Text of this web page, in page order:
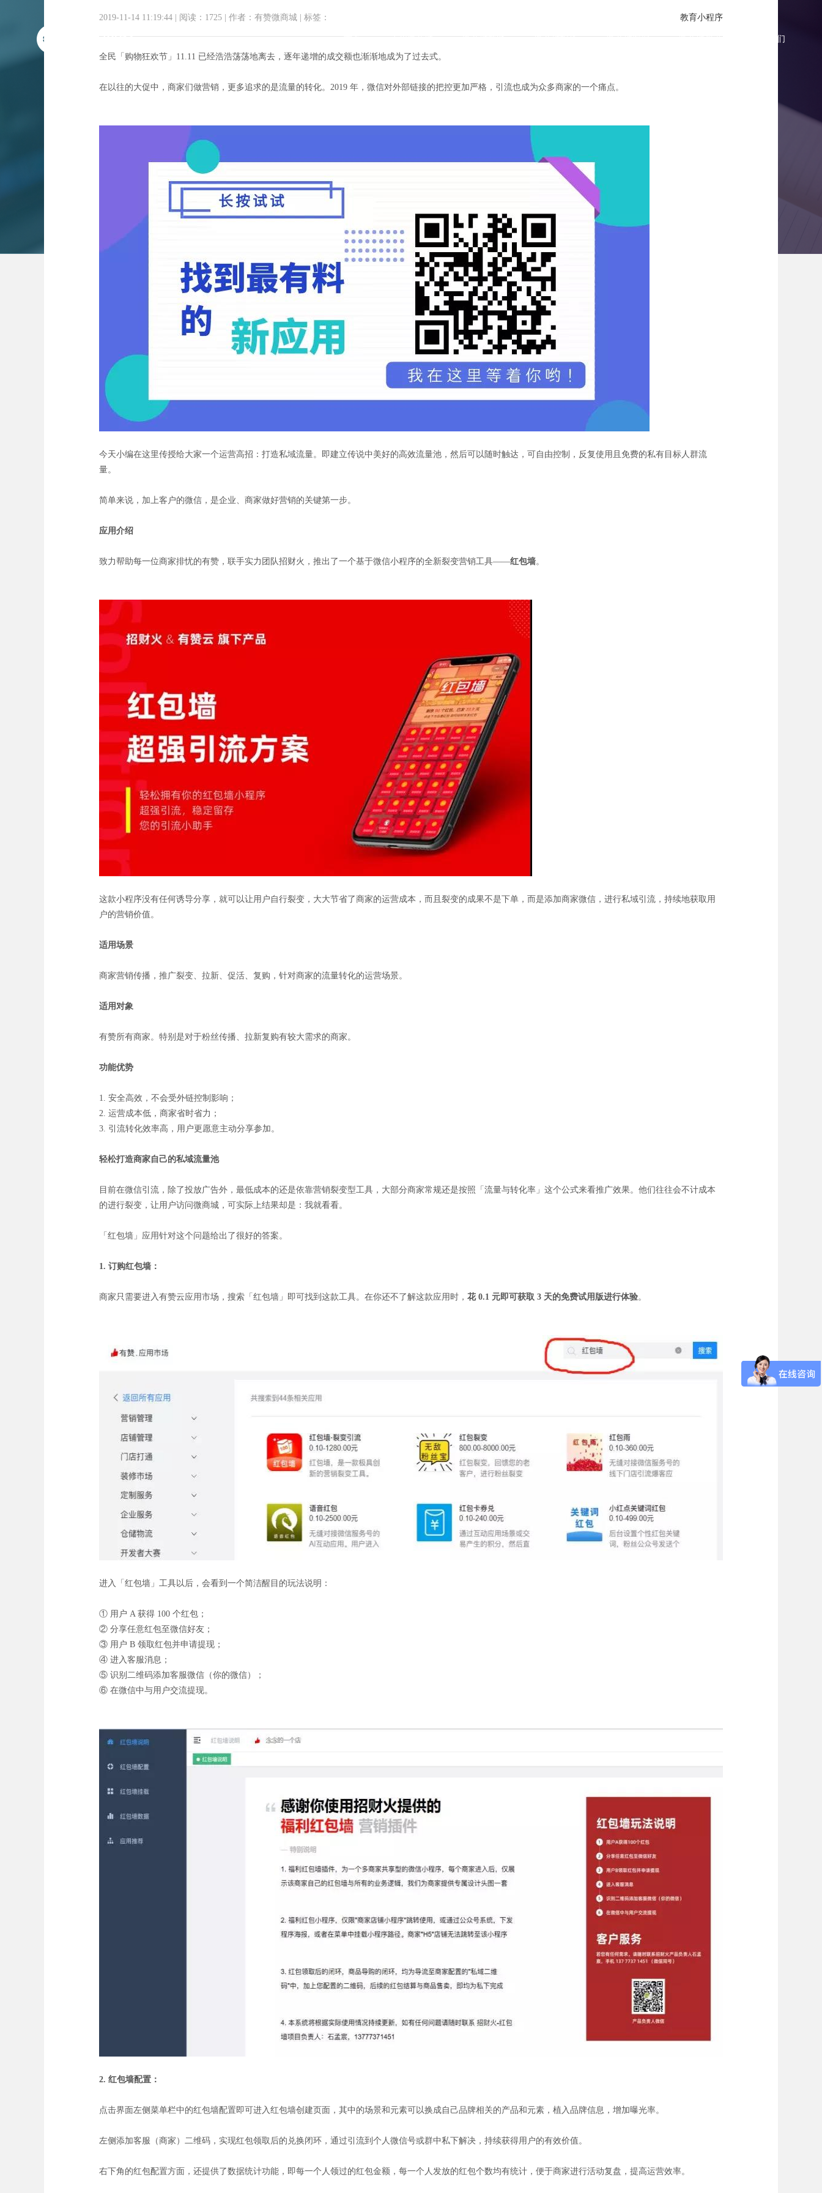
首页 小程序商城 微商城功能 微商城报价 微商城案例 微商城资讯 联系我们
微信外链严控下，如何引流？这里传授你一个运营高招
教育小程序
2019-11-14 11:19:44 阅读：1725 作者：有赞微商城 标签：
全民「购物狂欢节」11.11 已经浩浩荡荡地离去，逐年递增的成交额也渐渐地成为了过去式。
在以往的大促中，商家们做营销，更多追求的是流量的转化。2019 年，微信对外部链接的把控更加严格，引流也成为众多商家的一个痛点。
今天小编在这里传授给大家一个运营高招：打造私域流量。即建立传说中美好的高效流量池，然后可以随时触达，可自由控制，反复使用且免费的私有目标人群流
量。
简单来说，加上客户的微信，是企业、商家做好营销的关键第一步。
应用介绍
致力帮助每一位商家排忧的有赞，联手实力团队招财火，推出了一个基于微信小程序的全新裂变营销工具——红包墙。
这款小程序没有任何诱导分享，就可以让用户自行裂变，大大节省了商家的运营成本，而且裂变的成果不是下单，而是添加商家微信，进行私域引流，持续地获取用
户的营销价值。
适用场景
商家营销传播，推广裂变、拉新、促活、复购，针对商家的流量转化的运营场景。
适用对象
有赞所有商家。特别是对于粉丝传播、拉新复购有较大需求的商家。
功能优势
1. 安全高效，不会受外链控制影响；
2. 运营成本低，商家省时省力；
3. 引流转化效率高，用户更愿意主动分享参加。
轻松打造商家自己的私域流量池
目前在微信引流，除了投放广告外，最低成本的还是依靠营销裂变型工具，大部分商家常规还是按照「流量与转化率」这个公式来看推广效果。他们往往会不计成本
的进行裂变，让用户访问微商城，可实际上结果却是：我就看看。
「红包墙」应用针对这个问题给出了很好的答案。
1. 订购红包墙：
商家只需要进入有赞云应用市场，搜索「红包墙」即可找到这款工具。在你还不了解这款应用时， 花 0.1 元即可获取 3 天的免费试用版进行体验。
进入「红包墙」工具以后，会看到一个简洁醒目的玩法说明：
① 用户 A 获得 100 个红包；
② 分享任意红包至微信好友；
③ 用户 B 领取红包并申请提现；
④ 进入客服消息；
⑤ 识别二维码添加客服微信（你的微信）；
⑥ 在微信中与用户交流提现。
2. 红包墙配置：
点击界面左侧菜单栏中的红包墙配置即可进入红包墙创建页面，其中的场景和元素可以换成自己品牌相关的产品和元素，植入品牌信息，增加曝光率。
左侧添加客服（商家）二维码，实现红包领取后的兑换闭环，通过引流到个人微信号或群中私下解决，持续获得用户的有效价值。
右下角的红包配置方面，还提供了数据统计功能，即每一个人领过的红包金额，每一个人发放的红包个数均有统计，便于商家进行活动复盘，提高运营效率。